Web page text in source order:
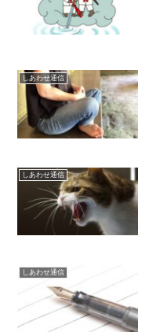
しあわせ通信
しあわせ通信
しあわせ通信